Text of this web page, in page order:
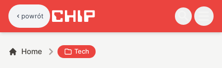
powrót
Home Tech